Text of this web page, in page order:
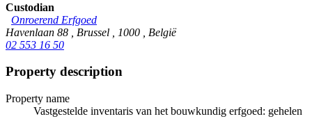
Custodian
Onroerend Erfgoed
Havenlaan 88 , Brussel , 1000 , België
02 553 16 50
Property description
Property name
Vastgestelde inventaris van het bouwkundig erfgoed: gehelen